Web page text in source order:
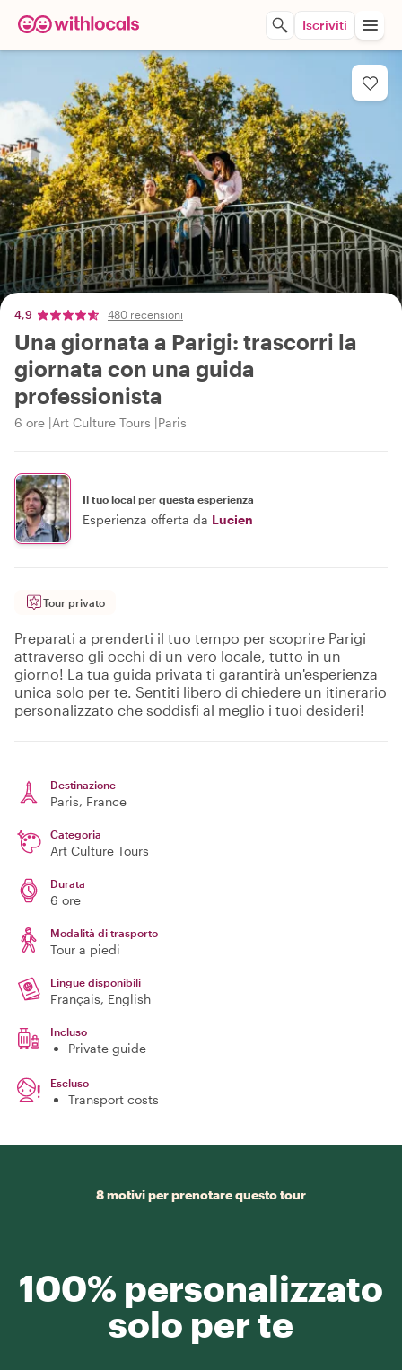
Iscriviti
4,9 480 recensioni
Una giornata a Parigi: trascorri la
giornata con una guida
professionista
6 ore Art Culture Tours Paris
Il tuo local per questa esperienza
Esperienza offerta da Lucien
Tour privato
Preparati a prenderti il tuo tempo per scoprire Parigi
attraverso gli occhi di un vero locale, tutto in un
giorno! La tua guida privata ti garantirà un'esperienza
unica solo per te. Sentiti libero di chiedere un itinerario
personalizzato che soddisfi al meglio i tuoi desideri!
Destinazione
Paris, France
Categoria
Art Culture Tours
Durata
6 ore
Modalità di trasporto
Tour a piedi
Lingue disponibili
Français, English
Incluso
Private guide
Escluso
Transport costs
8 motivi per prenotare questo tour
100% personalizzato
solo per te